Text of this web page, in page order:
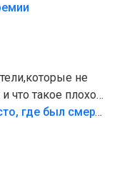
не
что такое плохо!
же
«Попал на пику»: СК показал место, где был смертельно травмирован ребенок в Тольятти